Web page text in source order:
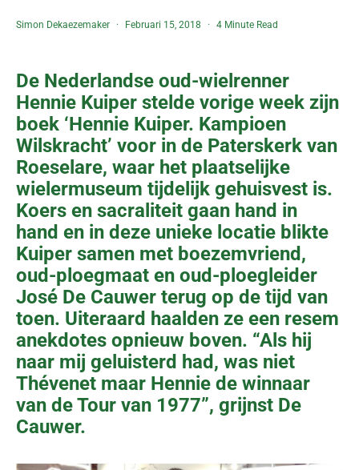
Simon Dekaezemaker Februari 15, 2018 4 Minute Read
De Nederlandse oud-wielrenner
Hennie Kuiper stelde vorige week zijn
boek ‘Hennie Kuiper. Kampioen
Wilskracht’ voor in de Paterskerk van
Roeselare, waar het plaatselijke
wielermuseum tijdelijk gehuisvest is.
Koers en sacraliteit gaan hand in
hand en in deze unieke locatie blikte
Kuiper samen met boezemvriend,
oud-ploegmaat en oud-ploegleider
José De Cauwer terug op de tijd van
toen. Uiteraard haalden ze een resem
anekdotes opnieuw boven. “Als hij
naar mij geluisterd had, was niet
Thévenet maar Hennie de winnaar
van de Tour van 1977”, grijnst De
Cauwer.